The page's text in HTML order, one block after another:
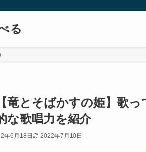
る
【竜とそばかすの姫】歌
な歌唱力を紹介
年6月18日 2022年7月10日